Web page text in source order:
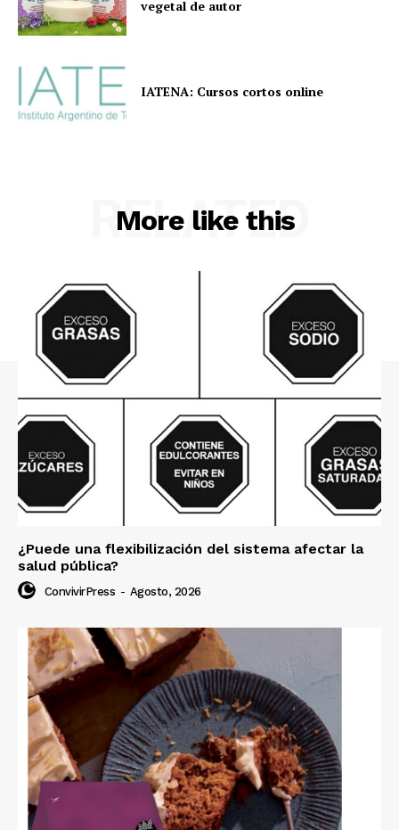
vegetal de autor
IATENA: Cursos cortos online
More like this
RELATED
¿Puede una flexibilización del sistema afectar la
salud pública?
ConvivirPress - Agosto, 2026